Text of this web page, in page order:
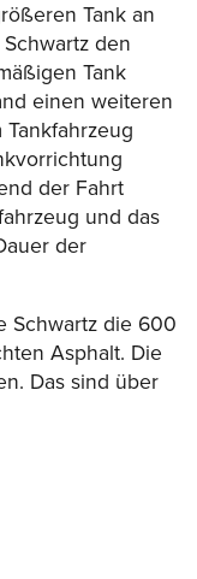
Tank an
den
Tank
einen weiteren
der Fahrt
und das
der
Schwartz die 600
Asphalt. Die
Das sind über